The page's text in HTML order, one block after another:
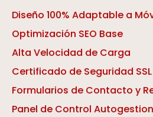
Diseño 100% Adaptable a
Optimización SEO Base
Alta Velocidad de Carga
Certificado de Seguridad SSL
Formularios de Contacto y
Panel de Control